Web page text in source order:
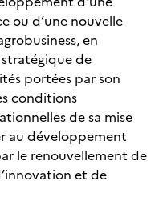
ou d’une nouvelle
en
de
portées par son
conditions
de sa mise
au développement
le renouvellement de
et de